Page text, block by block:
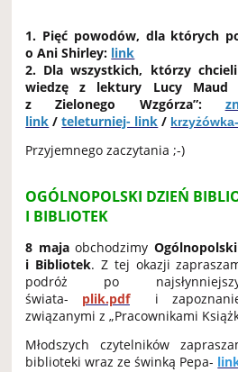
1. Pięć powodów, dla których
o Ani Shirley: link
2. Dla wszystkich, którzy
wiedzę z lektury Lucy Maud
z Zielonego Wzgórza”:
link / teleturniej- link /
Przyjemnego zaczytania ;-)
OGÓLNOPOLSKI DZIEŃ
I BIBLIOTEK
8 majaobchodzimy
i Bibliotek. Z tej okazji
podróż po
świata- plik.pdfi
związanymi z „Pracownikami
Młodszych czytelników
biblioteki wraz ze świnką Pepa-